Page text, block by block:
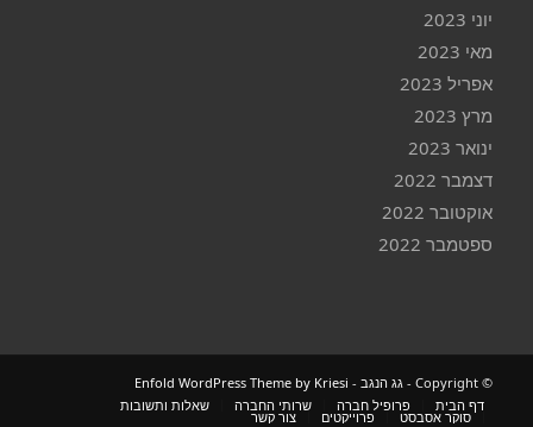
יוני 2023
מאי 2023
אפריל 2023
מרץ 2023
ינואר 2023
דצמבר 2022
אוקטובר 2022
ספטמבר 2022
© ‫Copyright - גג הנגב-
Enfold WordPress Theme by Kriesi
דף הבית
פרופיל חברה שרותי החברה שאלות ותשובות
סוקר אסבסט פרוייקטים צור קשר